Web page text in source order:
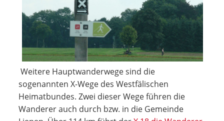
Weitere Hauptwanderwege sind die
sogenannten X-Wege des Westfälischen
Heimatbundes. Zwei dieser Wege führen die
Wanderer auch durch bzw. in die Gemeinde